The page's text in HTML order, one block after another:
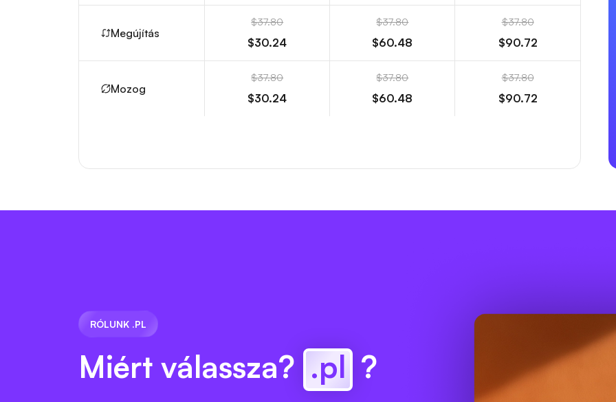
Megújítás
$37.80
$30.24
$37.80
$60.48
$37.80
$90.72
Mozog
$37.80
$30.24
$37.80
$60.48
$37.80
$90.72
RÓLUNK .PL
Miért válassza? .pl ?